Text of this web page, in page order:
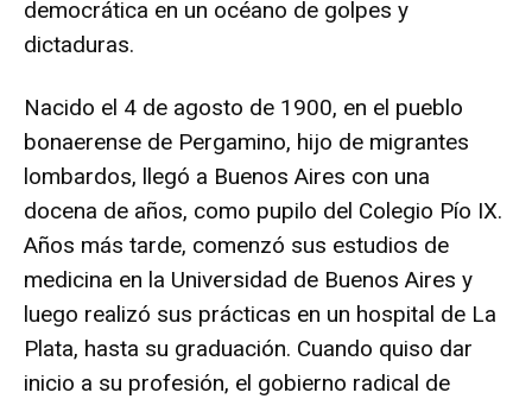
democrática en un océano de golpes y
dictaduras.
Nacido el 4 de agosto de 1900, en el pueblo
bonaerense de Pergamino, hijo de migrantes
lombardos, llegó a Buenos Aires con una
docena de años, como pupilo del Colegio Pío IX.
Años más tarde, comenzó sus estudios de
medicina en la Universidad de Buenos Aires y
luego realizó sus prácticas en un hospital de La
Plata, hasta su graduación. Cuando quiso dar
inicio a su profesión, el gobierno radical de